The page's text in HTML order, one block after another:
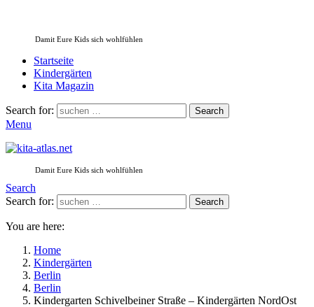
Damit Eure Kids sich wohlfühlen
Startseite
Kindergärten
Kita Magazin
Search for: Search
Menu
Damit Eure Kids sich wohlfühlen
Search
Search for:
Search
You are here:
Home
Kindergärten
Berlin
Berlin
Kindergarten Schivelbeiner Straße – Kindergärten NordOst